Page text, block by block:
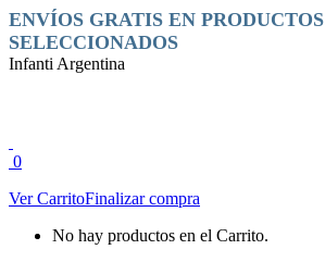
Saltar
al
contenido
Facebook
page
opens
in
Instagram
page
opens
in
ENVÍOS GRATIS EN PRODUCTOS
SELECCIONADOS
Infanti Argentina
0
Ver CarritoFinalizar compra
No hay productos en el Carrito.